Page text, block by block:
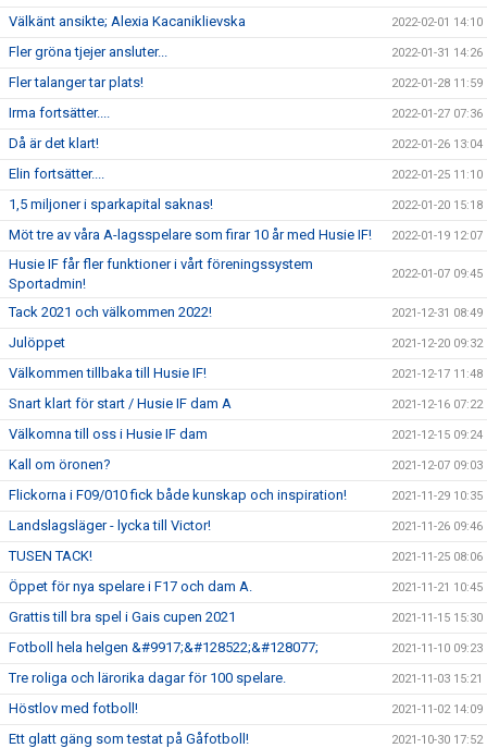
Välkänt ansikte; Alexia Kacaniklievska 2022-02-01 14:10
Fler gröna tjejer ansluter... 2022-01-31 14:26
Fler talanger tar plats! 2022-01-28 11:59
Irma fortsätter.... 2022-01-27 07:36
Då är det klart! 2022-01-26 13:04
Elin fortsätter.... 2022-01-25 11:10
1,5 miljoner i sparkapital saknas! 2022-01-20 15:18
Möt tre av våra A-lagsspelare som firar 10 år med Husie IF! 2022-01-19 12:07
Husie IF får fler funktioner i vårt föreningssystem
Sportadmin!
2022-01-07 09:45
Tack 2021 och välkommen 2022! 2021-12-31 08:49
Julöppet 2021-12-20 09:32
Välkommen tillbaka till Husie IF! 2021-12-17 11:48
Snart klart för start / Husie IF dam A 2021-12-16 07:22
Välkomna till oss i Husie IF dam 2021-12-15 09:24
Kall om öronen? 2021-12-07 09:03
Flickorna i F09/010 fick både kunskap och inspiration! 2021-11-29 10:35
Landslagsläger - lycka till Victor! 2021-11-26 09:46
TUSEN TACK! 2021-11-25 08:06
Öppet för nya spelare i F17 och dam A. 2021-11-21 10:45
Grattis till bra spel i Gais cupen 2021 2021-11-15 15:30
Fotboll hela helgen &#9917;&#128522;&#128077; 2021-11-10 09:23
Tre roliga och lärorika dagar för 100 spelare. 2021-11-03 15:21
Höstlov med fotboll! 2021-11-02 14:09
Ett glatt gäng som testat på Gåfotboll! 2021-10-30 17:52